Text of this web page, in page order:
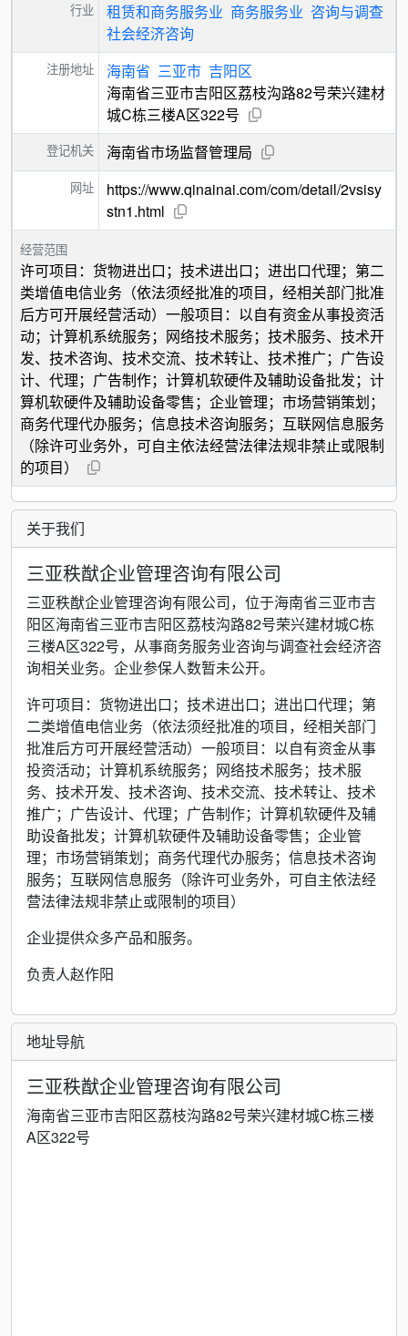
行业 租赁和商务服务业 商务服务业 咨询与调查
社会经济咨询
注册地址 海南省 三亚市 吉阳区
海南省三亚市吉阳区荔枝沟路82号荣兴建材
城C栋三楼A区322号
登记机关 海南省市场监督管理局
网址
https://www.qinainai.com/com/detail/2vsisy
stn1.html
经营范围
许可项目：货物进出口；技术进出口；进出口代理；第二
类增值电信业务（依法须经批准的项目，经相关部门批准
后方可开展经营活动）一般项目：以自有资金从事投资活
动；计算机系统服务；网络技术服务；技术服务、技术开
发、技术咨询、技术交流、技术转让、技术推广；广告设
计、代理；广告制作；计算机软硬件及辅助设备批发；计
算机软硬件及辅助设备零售；企业管理；市场营销策划；
商务代理代办服务；信息技术咨询服务；互联网信息服务
（除许可业务外，可自主依法经营法律法规非禁止或限制
的项目）
关于我们
三亚秩猷企业管理咨询有限公司
三亚秩猷企业管理咨询有限公司，位于海南省三亚市吉
阳区海南省三亚市吉阳区荔枝沟路82号荣兴建材城C栋
三楼A区322号，从事商务服务业咨询与调查社会经济咨
询相关业务。企业参保人数暂未公开。
许可项目：货物进出口；技术进出口；进出口代理；第
二类增值电信业务（依法须经批准的项目，经相关部门
批准后方可开展经营活动）一般项目：以自有资金从事
投资活动；计算机系统服务；网络技术服务；技术服
务、技术开发、技术咨询、技术交流、技术转让、技术
推广；广告设计、代理；广告制作；计算机软硬件及辅
助设备批发；计算机软硬件及辅助设备零售；企业管
理；市场营销策划；商务代理代办服务；信息技术咨询
服务；互联网信息服务（除许可业务外，可自主依法经
营法律法规非禁止或限制的项目）
企业提供众多产品和服务。
负责人赵作阳
地址导航
三亚秩猷企业管理咨询有限公司
海南省三亚市吉阳区荔枝沟路82号荣兴建材城C栋三楼
A区322号